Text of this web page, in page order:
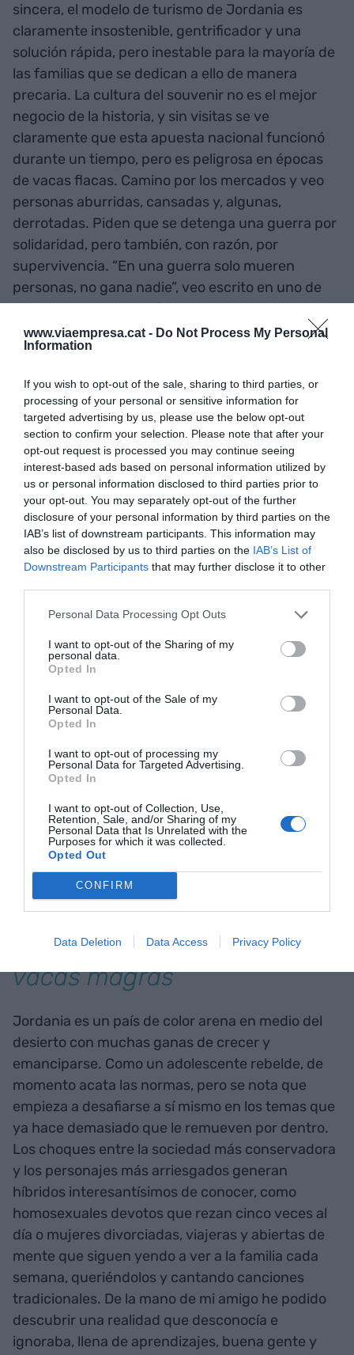
www.viaempresa.cat - Do Not Process My Personal
Information
If you wish to opt-out of the sale, sharing to third parties, or
processing of your personal or sensitive information for
targeted advertising by us, please use the below opt-out
section to confirm your selection. Please note that after your
opt-out request is processed you may continue seeing
interest-based ads based on personal information utilized by
us or personal information disclosed to third parties prior to
your opt-out. You may separately opt-out of the further
disclosure of your personal information by third parties on the
IAB’s list of downstream participants. This information may
also be disclosed by us to third parties on the IAB’s List of
Downstream Participants that may further disclose it to other
Personal Data Processing Opt Outs
I want to opt-out of the Sharing of my
personal data.
Opted In
I want to opt-out of the Sale of my
Personal Data.
Opted In
I want to opt-out of processing my
Personal Data for Targeted Advertising.
Opted In
I want to opt-out of Collection, Use,
Retention, Sale, and/or Sharing of my
Personal Data that Is Unrelated with the
Purposes for which it was collected.
Opted Out
CONFIRM
Data Deletion Data Access Privacy Policy
sincera, el modelo de turismo de Jordania es
claramente insostenible, gentrificador y una
solución rápida, pero inestable para la mayoría de
las familias que se dedican a ello de manera
precaria. La cultura del souvenir no es el mejor
negocio de la historia, y sin visitas se ve
claramente que esta apuesta nacional funcionó
durante un tiempo, pero es peligrosa en épocas
de vacas flacas. Camino por los mercados y veo
personas aburridas, cansadas y, algunas,
derrotadas. Piden que se detenga una guerra por
solidaridad, pero también, con razón, por
supervivencia. “En una guerra solo mueren
personas, no gana nadie”, veo escrito en uno de
los carteles de una cafetería donde paramos a
tomar una limonada con un amigo. Ver tanto
activismo nos hace pensar, pero también me
Durante la semana hemos conocido a personas
de los países vecinos, de Siria, del Líbano, de
Egipto, de Irak e, incluso, de Arabia Saudí. Nos
dicen lo mismo: que la región está muy mal, que
ya están hartos de la guerra, y nos hacen
preguntas sobre nuestra vida en Europa. “¿Es
verdad que en Ámsterdam puedes fumar por la
calle y salir de fiesta todos los días de la semana?”
es la más popular, pero también otros amigos me
preguntan por losderechos del colectivo LGBTI
y con otros conversamos sobre las pocas
sueldos muy bajos. Los jóvenes, aunque la
política, la religión y la economía con mayúsculas
nos digan otra cosa, compartimos intereses y
luchas seamos de donde seamos.
La cultura del souvenir no es
el mejor negocio de la
historia, y sin visitas se ve
claramente que esta
apuesta nacional sirvió
durante un tiempo, pero es
peligrosa en épocas de
vacas magras
Jordania es un país de color arena en medio del
desierto con muchas ganas de crecer y
emanciparse. Como un adolescente rebelde, de
momento acata las normas, pero se nota que
empieza a desafiarse a sí mismo en los temas que
ya hace demasiado que le remueven por dentro.
Los choques entre la sociedad más conservadora
y los personajes más arriesgados generan
híbridos interesantísimos de conocer, como
homosexuales devotos que rezan cinco veces al
día o mujeres divorciadas, viajeras y abiertas de
mente que siguen yendo a ver a la familia cada
semana, queriéndolos y cantando canciones
tradicionales. De la mano de mi amigo he podido
descubrir una realidad que desconocía e
ignoraba, llena de aprendizajes, buena gente y